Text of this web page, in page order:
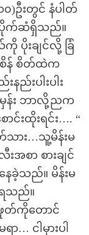
)ဦးတွင် နံပါတ်
ပိုက်ဆံရှိသည်။
ပိုးချင်လို့ ခြံ
စိန် စိတ်ထဲက
ည်းပါးပါး
န်း ဘာလို့ညက
င်းထိုးရင်း…. “
သား…သူ့မိန်းမ
စာ စားချင်
ေခဲ့သည်။ မိန်းမ
ရသည်။
ဖုတ်ကိုတောင်
… ငါမှားပါ